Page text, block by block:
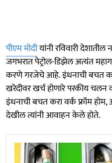
पीएम मोदीयांनी रविवारी
जगभरात पेट्रोल-डिझेल अत्यंत
करणे गरजेचे आहे. इंधनाची बचत
खरेदीवर खर्च होणारे परकीय
इंधनाची बचत करा वर्क फ्रॉम
देखील त्यांनी आवाहन केले होते.